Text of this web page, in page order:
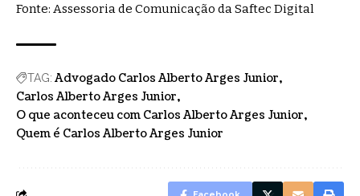
Fonte: Assessoria de Comunicação da Saftec Digital
TAG: Advogado Carlos Alberto Arges Junior
Carlos Alberto Arges Junior
O que aconteceu com Carlos Alberto Arges Junior
Quem é Carlos Alberto Arges Junior